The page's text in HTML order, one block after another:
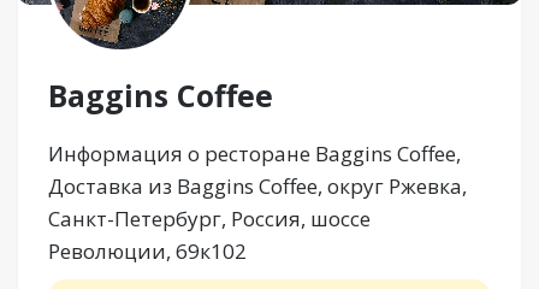
Baggins Сoffee
Информация о ресторане Baggins Сoffee,
Доставка из Baggins Сoffee, округ Ржевка,
Санкт-Петербург, Россия, шоссе
Революции, 69к102